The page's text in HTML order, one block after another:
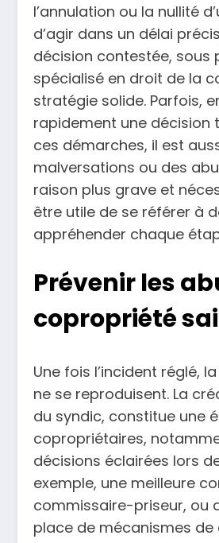
l’annulation ou la nullité
d’agir dans un délai
décision contestée, sous
spécialisé en droit de la
stratégie solide. Parfois,
rapidement une décision
ces démarches, il est
malversations ou des
raison plus grave et
être utile de se référer à
appréhender chaque
Prévenir les
copropriété
Une fois l’incident réglé,
ne se reproduisent. La
du syndic, constitue une
copropriétaires,
décisions éclairées lors
exemple, une meilleure
commissaire-priseur, ou
place de mécanismes